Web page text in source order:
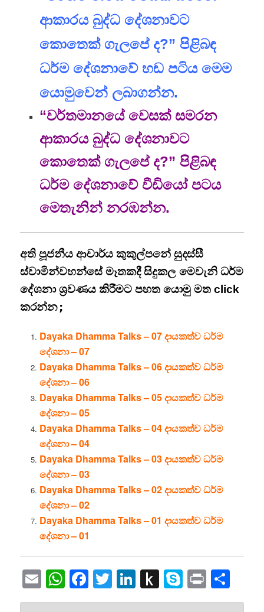
ආකාරය බුද්ධ දේශනාවට
කොතෙක් ගැලපේ ද?” පිළිබඳ
ධර්ම දේශනාවේ හඬ පටිය මෙම
යොමුවෙන් ලබාගන්න.
“වර්තමානයේ වෙසක් සමරන
ආකාරය බුද්ධ දේශනාවට
කොතෙක් ගැලපේ ද?” පිළිබඳ
ධර්ම දේශනාවේ වීඩියෝ පටය
මෙතැනින් නරඹන්න.
අති පූජනීය ආචාර්ය කුකුල්පනේ සුදස්සී
ස්වාමින්වහන්සේ මෑතකදී සිදුකල මෙවැනි ධර්ම
දේශනා ශ්‍රවණය කිරීමට පහත යොමු මත click
කරන්න;
Dayaka Dhamma Talks – 07 දායකත්ව ධර්ම
දේශනා – 07
Dayaka Dhamma Talks – 06 දායකත්ව ධර්ම
දේශනා – 06
Dayaka Dhamma Talks – 05 දායකත්ව ධර්ම
දේශනා – 05
Dayaka Dhamma Talks – 04 දායකත්ව ධර්ම
දේශනා – 04
Dayaka Dhamma Talks – 03 දායකත්ව ධර්ම
දේශනා – 03
Dayaka Dhamma Talks – 02 දායකත්ව ධර්ම
දේශනා – 02
Dayaka Dhamma Talks – 01 දායකත්ව ධර්ම
දේශනා – 01
EmailWhatsApp
Facebook
Twitter
LinkedIn
Push
to
Skype
Print